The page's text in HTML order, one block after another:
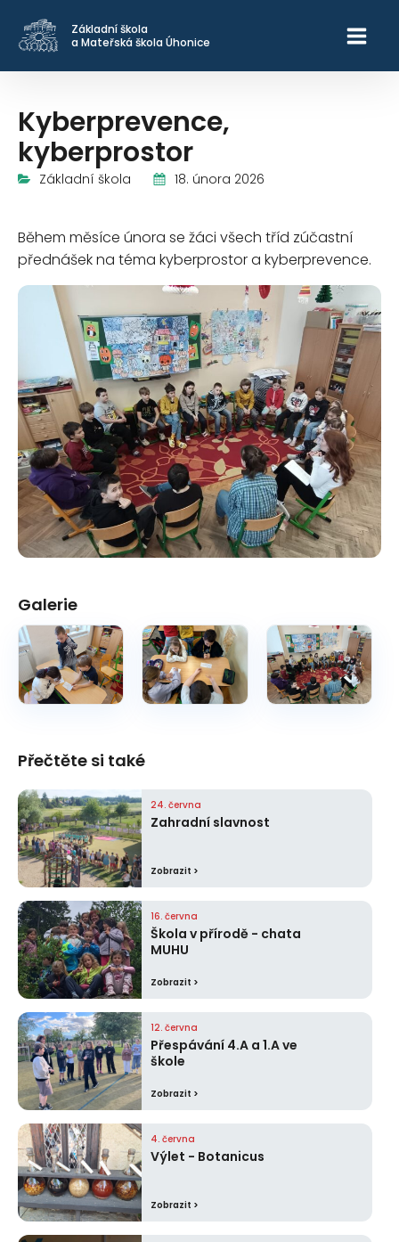
Základní škola
a Mateřská škola Úhonice
Kyberprevence,
kyberprostor
Základní škola 18. února 2026
Během měsíce února se žáci všech tříd zúčastní
přednášek na téma kyberprostor a kyberprevence.
Galerie
Přečtěte si také
24. června
Zahradní slavnost
Zobrazit >
16. června
Škola v přírodě - chata
MUHU
Zobrazit >
12. června
Přespávání 4.A a 1.A ve
škole
Zobrazit >
4. června
Výlet - Botanicus
Zobrazit >